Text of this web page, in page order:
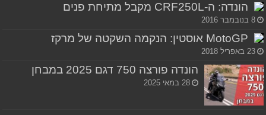
הונדה: ה-CRF250L מקבל מתיחת פנים
8 בנובמבר 2016
MotoGP אוסטין: הנקמה השקטה של מרקז
23 באפריל 2018
הונדה פורצה 750 דגם 2025 במבחן
28 במאי 2025